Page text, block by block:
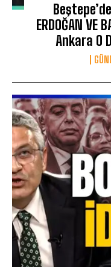
ERDOĞAN VE
Ankara O